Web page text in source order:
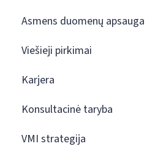
Asmens duomenų apsauga
Viešieji pirkimai
Karjera
Konsultacinė taryba
VMI strategija